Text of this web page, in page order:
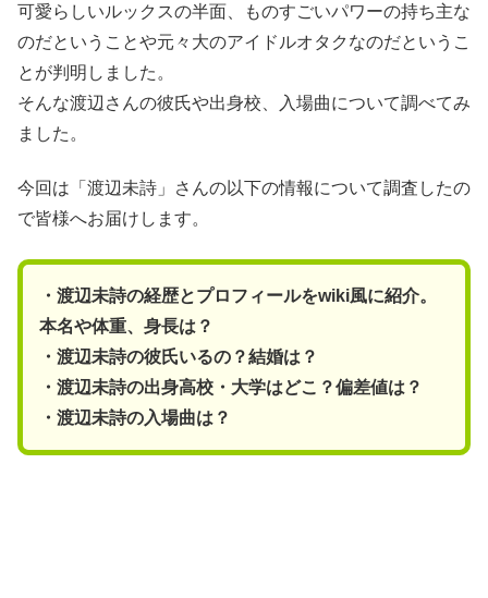
可愛らしいルックスの半面、ものすごいパワーの持ち主な
のだということや元々大のアイドルオタクなのだというこ
とが判明しました。
そんな渡辺さんの彼氏や出身校、入場曲について調べてみ
ました。
今回は「渡辺未詩」さんの以下の情報について調査したの
で皆様へお届けします。
・渡辺未詩の経歴とプロフィールをwiki風に紹介。
本名や体重、身長は？
・渡辺未詩の彼氏いるの？結婚は？
・渡辺未詩の出身高校・大学はどこ？偏差値は？
・渡辺未詩の入場曲は？